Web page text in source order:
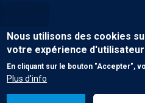
© CopyrightQta Tech SARL2023.
Nous utilisons des cookies
votre expérience d'utilisateur
En cliquant sur le bouton "Accepter",
Plus d'info